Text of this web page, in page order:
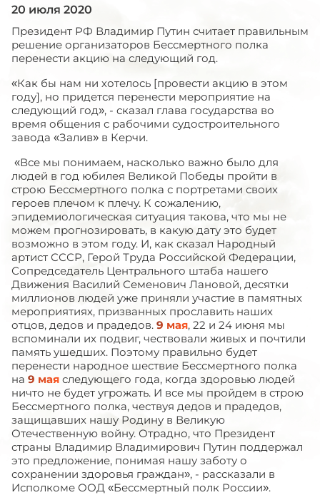
20 июля 2020
Президент РФ Владимир Путин считает правильным
решение организаторов Бессмертного полка
перенести акцию на следующий год.
«Как бы нам ни хотелось [провести акцию в этом
году], но придется перенести мероприятие на
следующий год», - сказал глава государства во
время общения с рабочими судостроительного
завода «Залив» в Керчи.
«Все мы понимаем, насколько важно было для
людей в год юбилея Великой Победы пройти в
строю Бессмертного полка с портретами своих
героев плечом к плечу. К сожалению,
эпидемиологическая ситуация такова, что мы не
можем прогнозировать, в какую дату это будет
возможно в этом году. И, как сказал Народный
артист СССР, Герой Труда Российской Федерации,
Сопредседатель Центрального штаба нашего
Движения Василий Семенович Лановой, десятки
миллионов людей уже приняли участие в памятных
мероприятиях, призванных прославить наших
отцов, дедов и прадедов. 9 мая, 22 и 24 июня мы
вспоминали их подвиг, чествовали живых и почтили
память ушедших. Поэтому правильно будет
перенести народное шествие Бессмертного полка
на 9 мая следующего года, когда здоровью людей
ничто не будет угрожать. И все мы пройдем в строю
Бессмертного полка, чествуя дедов и прадедов,
защищавших нашу Родину в Великую
Отечественную войну. Отрадно, что Президент
страны Владимир Владимирович Путин поддержал
это предложение, понимая нашу заботу о
сохранении здоровья граждан», - рассказали в
Исполкоме ООД «Бессмертный полк России».